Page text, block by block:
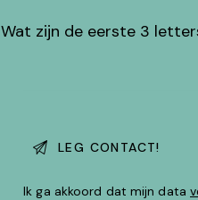
Wat zijn de eerste 3
Ik ga akkoord dat mijn data